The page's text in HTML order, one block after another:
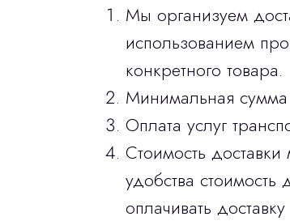
Мы организуем
использованием
конкретного товара.
Минимальная
Оплата услуг
Стоимость
удобства
оплачивать